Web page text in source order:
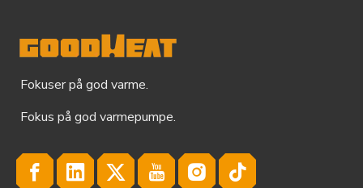
Fokuser på god varme.
Fokus på god varmepumpe.